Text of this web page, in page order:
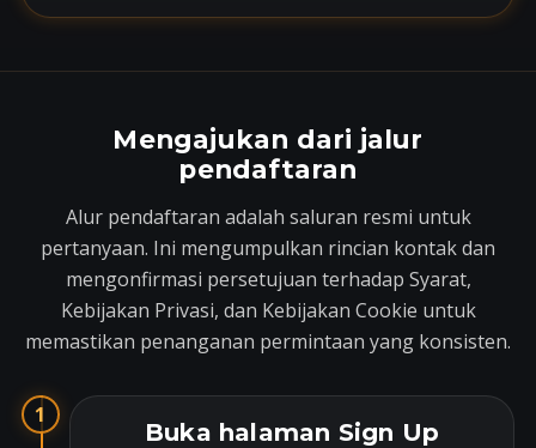
Mengajukan dari jalur
pendaftaran
Alur pendaftaran adalah saluran resmi untuk
pertanyaan. Ini mengumpulkan rincian kontak dan
mengonfirmasi persetujuan terhadap Syarat,
Kebijakan Privasi, dan Kebijakan Cookie untuk
memastikan penanganan permintaan yang konsisten.
1
Buka halaman Sign Up